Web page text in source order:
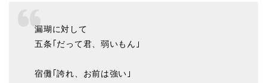
漏瑚に対して
五条｢だって君、弱いもん｣
宿儺｢誇れ、お前は強い｣